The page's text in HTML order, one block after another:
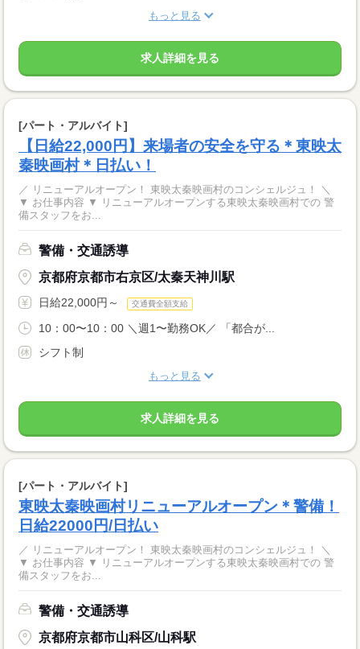
もっと見る
求人詳細を見る
[パート・アルバイト]
【日給22,000円】来場者の安全を守る＊東映太
秦映画村＊日払い！
／ リニューアルオープン！ 東映太秦映画村のコンシェルジュ！ ＼
▼ お仕事内容 ▼ リニューアルオープンする東映太秦映画村での 警
備スタッフをお...
警備・交通誘導
京都府京都市右京区/太秦天神川駅
日給22,000円～ 交通費全額支給
10：00〜10：00 ＼週1〜勤務OK／ 「都合が...
シフト制
もっと見る
求人詳細を見る
[パート・アルバイト]
東映太秦映画村リニューアルオープン＊警備！
日給22000円/日払い
／ リニューアルオープン！ 東映太秦映画村のコンシェルジュ！ ＼
▼ お仕事内容 ▼ リニューアルオープンする東映太秦映画村での 警
備スタッフをお...
警備・交通誘導
京都府京都市山科区/山科駅